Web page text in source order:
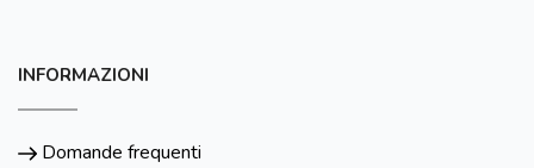
INFORMAZIONI
Domande frequenti